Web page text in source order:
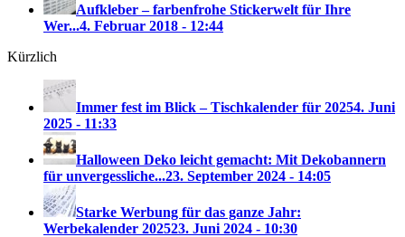
Aufkleber – farbenfrohe Stickerwelt für Ihre
Wer...4. Februar 2018 - 12:44
Kürzlich
Immer fest im Blick – Tischkalender für 20254. Juni
2025 - 11:33
Halloween Deko leicht gemacht: Mit Dekobannern
für unvergessliche...23. September 2024 - 14:05
Starke Werbung für das ganze Jahr:
Werbekalender 202523. Juni 2024 - 10:30